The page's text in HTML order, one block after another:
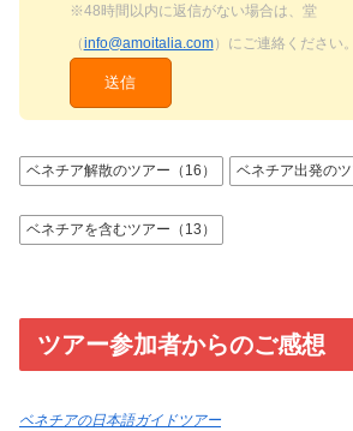
※48時間以内に返信がない場合は、堂
（info@amoitalia.com）にご連絡ください。
ベネチア解散のツアー（16） ベネチア出発のツ
ベネチアを含むツアー（13）
ツアー参加者からのご感想
ベネチアの日本語ガイドツアー